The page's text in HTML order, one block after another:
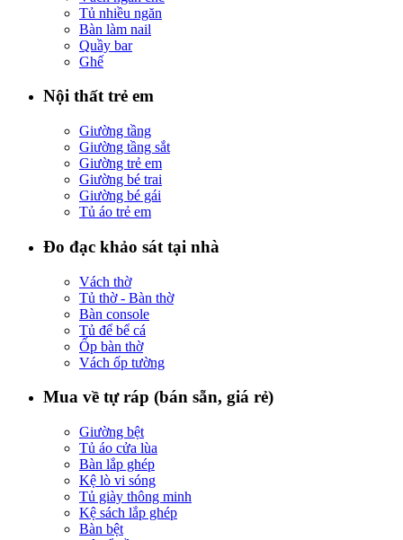
Tủ nhiều ngăn
Bàn làm nail
Quầy bar
Ghế
Nội thất trẻ em
Giường tầng
Giường tầng sắt
Giường trẻ em
Giường bé trai
Giường bé gái
Tủ áo trẻ em
Đo đạc khảo sát tại nhà
Vách thờ
Tủ thờ - Bàn thờ
Bàn console
Tủ để bể cá
Ốp bàn thờ
Vách ốp tường
Mua về tự ráp (bán sẵn, giá rẻ)
Giường bệt
Tủ áo cửa lùa
Bàn lắp ghép
Kệ lò vi sóng
Tủ giày thông minh
Kệ sách lắp ghép
Bàn bệt